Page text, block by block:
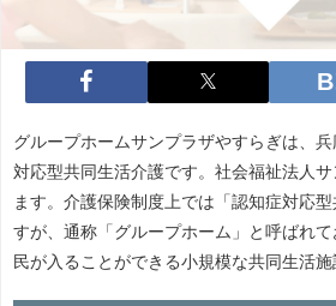
グループホームサンプラザやすらぎは、
対応型共同生活介護です。社会福祉法人
ます。介護保険制度上では「認知症対応
すが、通称「グループホーム」と呼ばれ
民が入ることができる小規模な共同生活施